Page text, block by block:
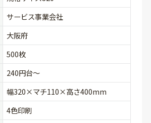
サービス事業会社
大阪府
500枚
240円台〜
幅320×マチ110×高さ400mm
4色印刷